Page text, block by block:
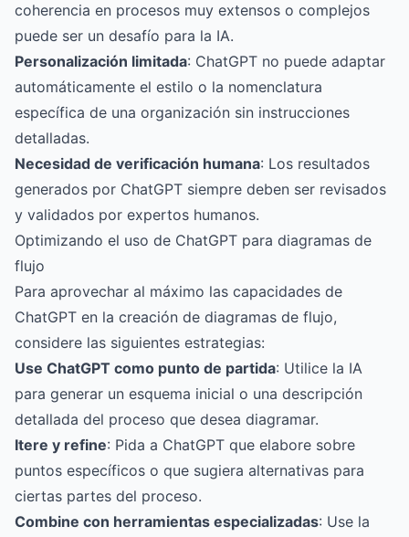
coherencia en procesos muy extensos o complejos
puede ser un desafío para la IA.
Personalización limitada: ChatGPT no puede adaptar
automáticamente el estilo o la nomenclatura
específica de una organización sin instrucciones
detalladas.
Necesidad de verificación humana: Los resultados
generados por ChatGPT siempre deben ser revisados
y validados por expertos humanos.
Optimizando el uso de ChatGPT para diagramas de
flujo
Para aprovechar al máximo las capacidades de
ChatGPT en la creación de diagramas de flujo,
considere las siguientes estrategias:
Use ChatGPT como punto de partida: Utilice la IA
para generar un esquema inicial o una descripción
detallada del proceso que desea diagramar.
Itere y refine: Pida a ChatGPT que elabore sobre
puntos específicos o que sugiera alternativas para
ciertas partes del proceso.
Combine con herramientas especializadas: Use la